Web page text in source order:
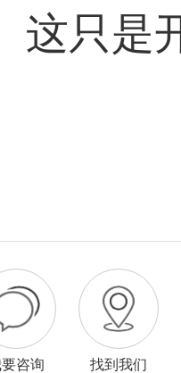
这只是
咨询 找到我们